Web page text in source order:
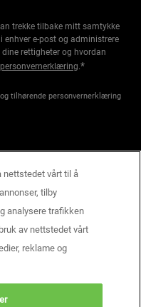
trekke tilbake mitt samtykke
enhver e-post og administrere
rettigheter og hvordan
personvernerklæring.*
tilhørende personvernerklæring
nettstedet vårt til å
tilby
analysere trafikken
av nettstedet vårt
reklame og